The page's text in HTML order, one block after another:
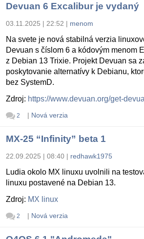
Devuan 6 Excalibur je vydaný
03.11.2025 | 22:52 | menom
Na svete je nová stabilná verzia
Devuan s číslom 6 a kódovým menom
z Debian 13 Trixie. Projekt Devuan sa
poskytovanie alternatívy k Debianu,
bez SystemD.
Zdroj: https://www.devuan.org/get-
2 | Nová verzia
MX-25 “Infinity” beta 1
22.09.2025 | 08:40 | redhawk1975
Ludia okolo MX linuxu uvolnili na
linuxu postavené na Debian 13.
Zdroj: MX linux
2 | Nová verzia